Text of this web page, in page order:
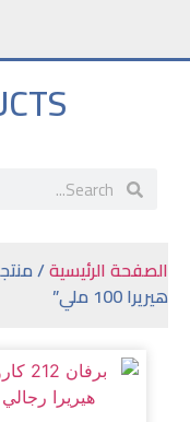
الصفحة الرئيسية
هيريرا 100 ملي”